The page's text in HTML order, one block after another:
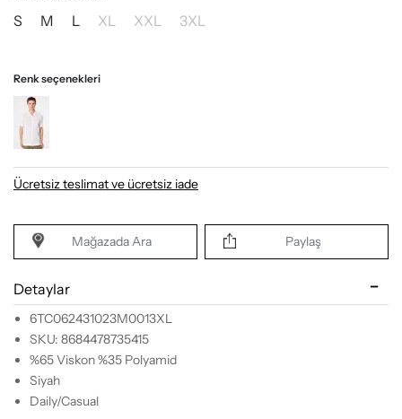
S M L XL XXL 3XL
Renk seçenekleri
Ücretsiz teslimat ve ücretsiz iade
Mağazada Ara Paylaş
Detaylar
6TC062431023M0013XL
SKU: 8684478735415
%65 Viskon %35 Polyamid
Siyah
Daily/Casual